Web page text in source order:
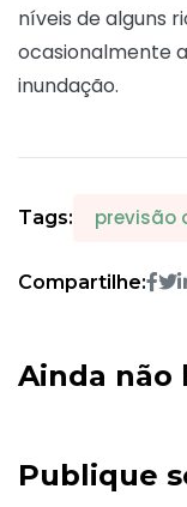
níveis de alguns
ocasionalmente
inundação.
Tags: previsão
Compartilhe:
Ainda não
Publique